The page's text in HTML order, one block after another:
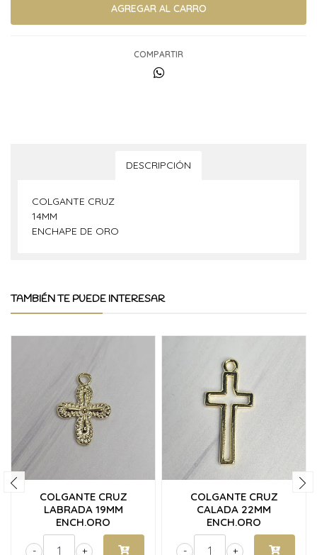
COMPARTIR
DESCRIPCIÓN
COLGANTE CRUZ
14MM
ENCHAPE DE ORO
TAMBIÉN TE PUEDE INTERESAR
COLGANTE CRUZ
LABRADA 19MM
ENCH.ORO
+
-
COLGANTE CRUZ
CALADA 22MM
ENCH.ORO
+
-